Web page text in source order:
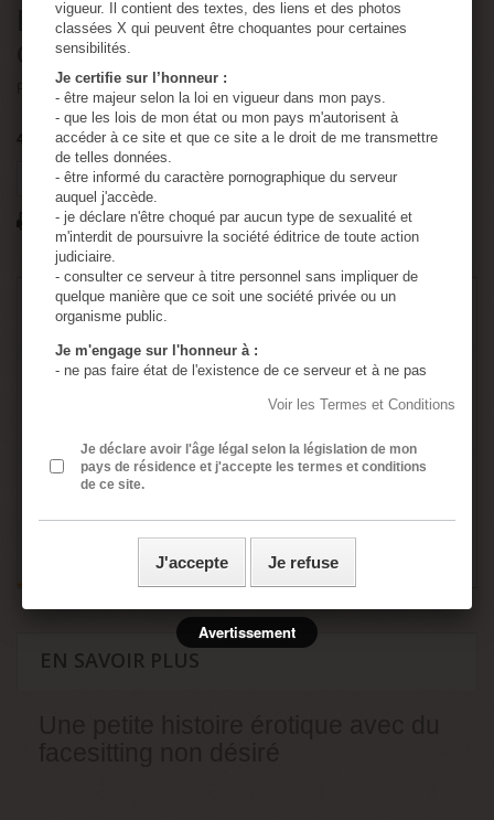
Elles vont lui faire essayer le
carcan qu’il devait photographier.
PDF 5 pages
495 Produits
Tweet Partager Google+ Pinterest
Imprimer
1,15 €TTC
Quantité
Ajouter au panier
EN SAVOIR PLUS
vigueur. Il contient des textes, des liens et des photos
classées X qui peuvent être choquantes pour certaines
sensibilités.
Je certifie sur l’honneur :
- être majeur selon la loi en vigueur dans mon pays.
- que les lois de mon état ou mon pays m'autorisent à
accéder à ce site et que ce site a le droit de me transmettre
de telles données.
- être informé du caractère pornographique du serveur
auquel j'accède.
- je déclare n'être choqué par aucun type de sexualité et
m'interdit de poursuivre la société éditrice de toute action
judiciaire.
- consulter ce serveur à titre personnel sans impliquer de
quelque manière que ce soit une société privée ou un
organisme public.
Je m'engage sur l'honneur à :
- ne pas faire état de l'existence de ce serveur et à ne pas
- utiliser tous les moyens permettant d'empêcher l'accès de
- assumer ma responsabilité, si un mineur accède à ce
serveur à cause de négligences de ma part : absence de
protection de l'ordinateur personnel, absence de logiciel de
- j’ai lu, compris et accepte sans réserve les conditions
générales rédigées en français même si j’ai usage d’un
traducteur automatique ou non pour accéder à ce site
Toutes les images contenues dans ce site sont en
Voir les Termes et Conditions
Je déclare avoir l'âge légal selon la législation de mon
pays de résidence et j'accepte les termes et conditions
de ce site.
J'accepte Je refuse
Avertissement